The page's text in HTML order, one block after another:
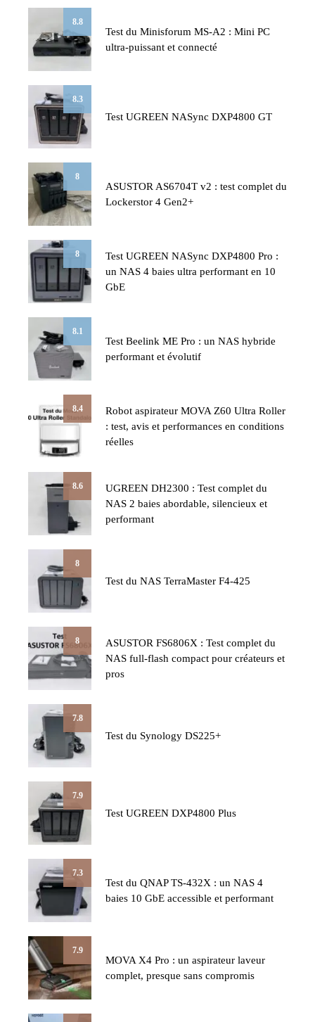
8.8
Test du Minisforum MS-A2 : Mini PC
ultra-puissant et connecté
8.3
Test UGREEN NASync DXP4800 GT
8
ASUSTOR AS6704T v2 : test complet du
Lockerstor 4 Gen2+
8
Test UGREEN NASync DXP4800 Pro :
un NAS 4 baies ultra performant en 10
GbE
8.1
Test Beelink ME Pro : un NAS hybride
performant et évolutif
8.4
Robot aspirateur MOVA Z60 Ultra Roller
: test, avis et performances en conditions
réelles
8.6
UGREEN DH2300 : Test complet du
NAS 2 baies abordable, silencieux et
performant
8
Test du NAS TerraMaster F4-425
8
ASUSTOR FS6806X : Test complet du
NAS full-flash compact pour créateurs et
pros
7.8
Test du Synology DS225+
7.9
Test UGREEN DXP4800 Plus
7.3
Test du QNAP TS-432X : un NAS 4
baies 10 GbE accessible et performant
7.9
MOVA X4 Pro : un aspirateur laveur
complet, presque sans compromis